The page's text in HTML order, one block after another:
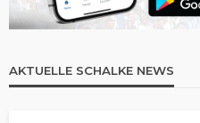
AKTUELLE SCHALKE NEWS